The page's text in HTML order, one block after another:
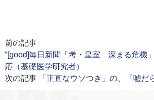
前の記事
“[good]毎日新聞「考・皇室 深まる危機
応（基礎医学研究者）
次の記事
「正直なウソつき」の、『嘘